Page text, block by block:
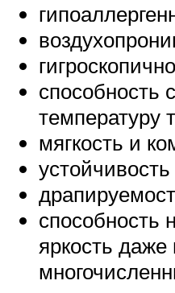
способность
температуру
мягкость и
способность
яркость даже